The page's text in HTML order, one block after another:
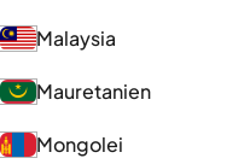
Malaysia
Mauretanien
Mongolei